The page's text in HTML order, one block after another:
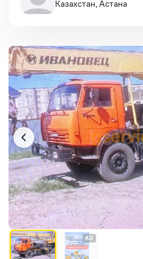
Казахстан, Астана
AD